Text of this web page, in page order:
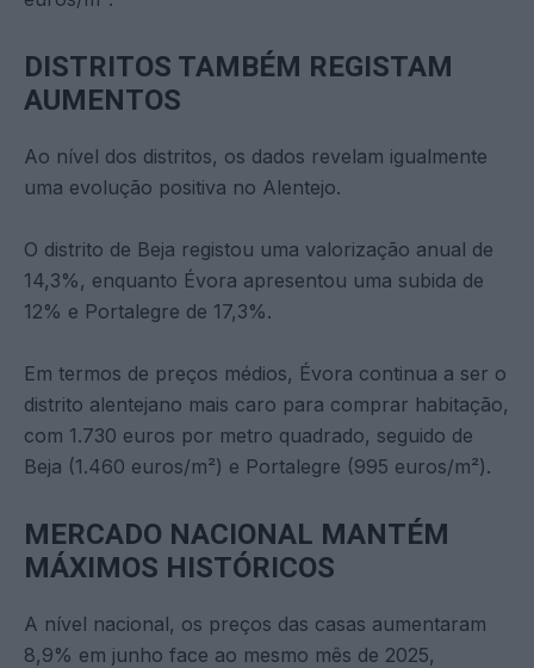
DISTRITOS TAMBÉM REGISTAM
AUMENTOS
Ao nível dos distritos, os dados revelam igualmente
uma evolução positiva no Alentejo.
O distrito de Beja registou uma valorização anual de
14,3%, enquanto Évora apresentou uma subida de
12% e Portalegre de 17,3%.
Em termos de preços médios, Évora continua a ser o
distrito alentejano mais caro para comprar habitação,
com 1.730 euros por metro quadrado, seguido de
Beja (1.460 euros/m²) e Portalegre (995 euros/m²).
MERCADO NACIONAL MANTÉM
MÁXIMOS HISTÓRICOS
A nível nacional, os preços das casas aumentaram
8,9% em junho face ao mesmo mês de 2025,